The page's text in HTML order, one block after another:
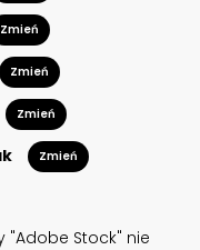
Zmień
Zmień
Zmień
Zmień
"Adobe Stock" nie